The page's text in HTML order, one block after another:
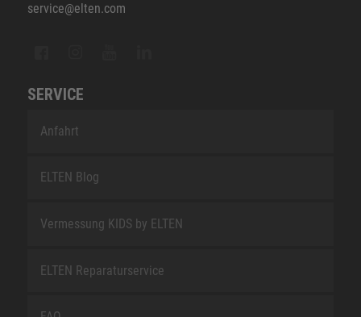
service@elten.com
SERVICE
Anfahrt
ELTEN Blog
Vermessung KIDS by ELTEN
ELTEN Reparaturservice